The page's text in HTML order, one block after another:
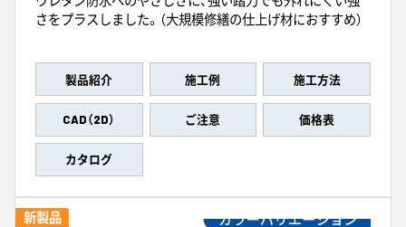
さをプラスしました。（大規模修繕の仕上げ材におすすめ）
製品紹介 施工例 施工方法
CAD（2D） ご注意 価格表
カタログ
新製品